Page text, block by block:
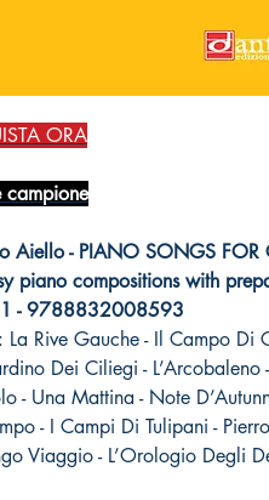
ORA
campione
Aiello - PIANO SONGS FOR
piano compositions with
- 9788832008593
La Rive Gauche - Il Campo Di
Dei Ciliegi - L’Arcobaleno
- Una Mattina - Note
- I Campi Di Tulipani -
Viaggio - L’Orologio Degli